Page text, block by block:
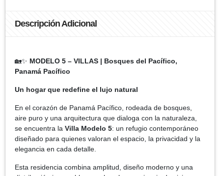
Descripción Adicional
🏡✨ MODELO 5 – VILLAS | Bosques del Pacífico,
Panamá Pacífico
Un hogar que redefine el lujo natural
En el corazón de Panamá Pacífico, rodeada de bosques,
aire puro y una arquitectura que dialoga con la naturaleza,
se encuentra la Villa Modelo 5: un refugio contemporáneo
diseñado para quienes valoran el espacio, la privacidad y la
elegancia en cada detalle.
Esta residencia combina amplitud, diseño moderno y una